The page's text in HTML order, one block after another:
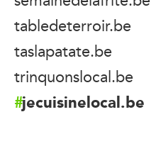
tabledeterroir.be
taslapatate.be
trinquonslocal.be
jecuisinelocal.be